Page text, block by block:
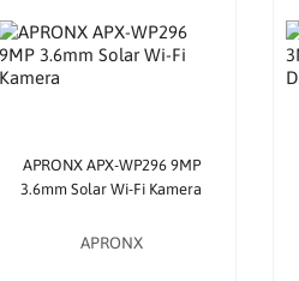
APRONX APX-WP296 9MP
3.6mm Solar Wi-Fi Kamera
APRONX